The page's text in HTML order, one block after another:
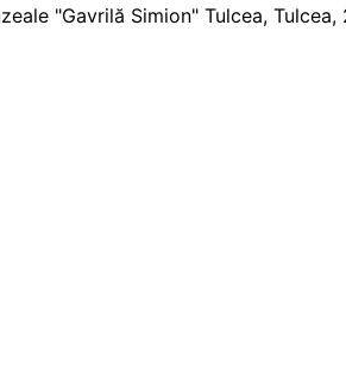
"Gavrilă Simion" Tulcea,